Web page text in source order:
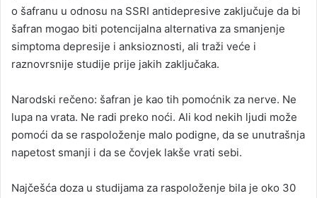
o šafranu u odnosu na SSRI antidepresive zaključuje da bi
šafran mogao biti potencijalna alternativa za smanjenje
simptoma depresije i anksioznosti, ali traži veće i
raznovrsnije studije prije jakih zaključaka.
Narodski rečeno: šafran je kao tih pomoćnik za nerve. Ne
lupa na vrata. Ne radi preko noći. Ali kod nekih ljudi može
pomoći da se raspoloženje malo podigne, da se unutrašnja
napetost smanji i da se čovjek lakše vrati sebi.
Najčešća doza u studijama za raspoloženje bila je oko 30